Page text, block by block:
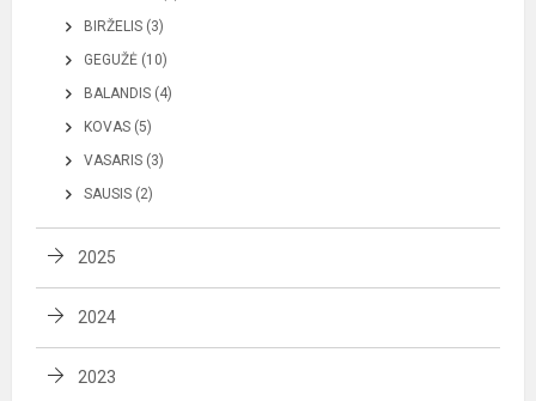
BIRŽELIS (3)
GEGUŽĖ (10)
BALANDIS (4)
KOVAS (5)
VASARIS (3)
SAUSIS (2)
2025
2024
2023